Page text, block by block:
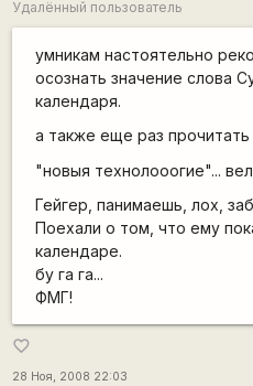
Удалённый пользователь
умникам настоятельно
осознать значение слова
календаря.
а также еще раз
"новыя технолооогие"...
Гейгер, панимаешь, лох,
Поехали о том, что ему
календаре.
бу га га...
ФМГ!
favorite_border
28 Ноя, 2008 22:03